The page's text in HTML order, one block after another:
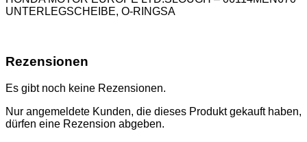
UNTERLEGSCHEIBE, O-RINGSA
Rezensionen
Es gibt noch keine Rezensionen.
Nur angemeldete Kunden, die dieses Produkt gekauft haben,
dürfen eine Rezension abgeben.